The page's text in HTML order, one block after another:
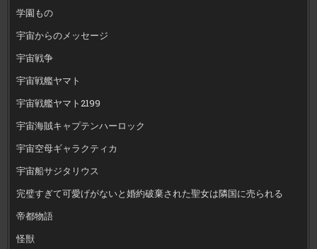
学園もの
宇宙からのメッセージ
宇宙戦争
宇宙戦艦ヤマト
宇宙戦艦ヤマト2199
宇宙海賊キャプテンハーロック
宇宙空母ギャラクティカ
宇宙船サジタリウス
完璧すぎて可愛げがないと婚約破棄された聖女は隣国に売られる
帝都物語
怪獣